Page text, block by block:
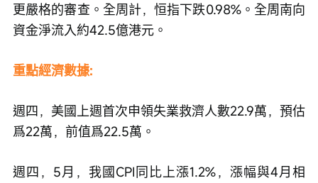
更嚴格的審查。全周計，恒指下跌0.98%。全周南向
資金淨流入約42.5億港元。
重點經濟數據:
週四，美國上週首次申領失業救濟人數22.9萬，預估
爲22萬，前值爲22.5萬。
週四，5月，我國CPI同比上漲1.2%，漲幅與4月相